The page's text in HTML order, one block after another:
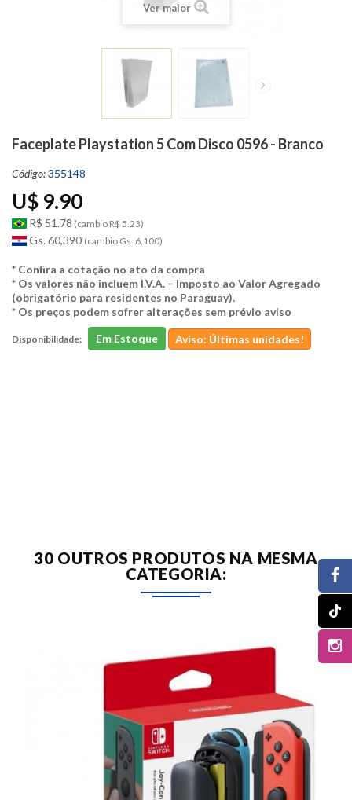
Ver maior
Faceplate Playstation 5 Com Disco 0596 - Branco
Código:355148
U$ 9.90
R$ 51.78 (cambio R$ 5.23)
Gs. 60,390 (cambio Gs. 6,100)
* Conﬁra a cotação no ato da compra
* Os valores não incluem I.V.A. – Imposto ao Valor Agregado
(obrigatório para residentes no Paraguay).
* Os preços podem sofrer alterações sem prévio aviso
Disponibilidade: Em Estoque Aviso: Últimas unidades!
30 OUTROS PRODUTOS NA MESMA
CATEGORIA: